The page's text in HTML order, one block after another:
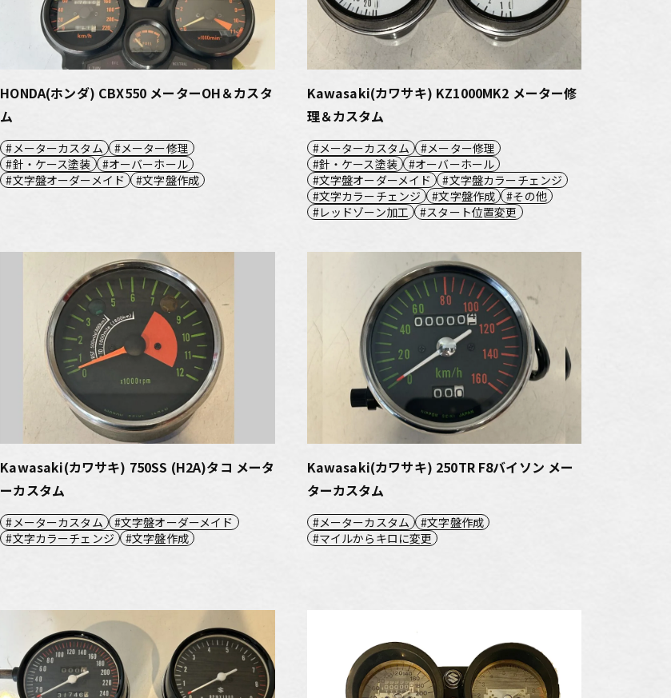
HONDA(ホンダ) CBX550 メーターOH＆カスタ
ム
メーターカスタム
メーター修理
針・ケース塗装
オーバーホール
文字盤オーダーメイド
文字盤作成
Kawasaki(カワサキ) KZ1000MK2 メーター修
理＆カスタム
メーターカスタム
メーター修理
針・ケース塗装
オーバーホール
文字盤オーダーメイド
文字盤カラーチェンジ
文字カラーチェンジ
文字盤作成
その他
レッドゾーン加工
スタート位置変更
Kawasaki(カワサキ) 750SS (H2A)タコ メータ
ーカスタム
メーターカスタム
文字盤オーダーメイド
文字カラーチェンジ
文字盤作成
Kawasaki(カワサキ) 250TR F8バイソン メー
ターカスタム
メーターカスタム
文字盤作成
マイルからキロに変更